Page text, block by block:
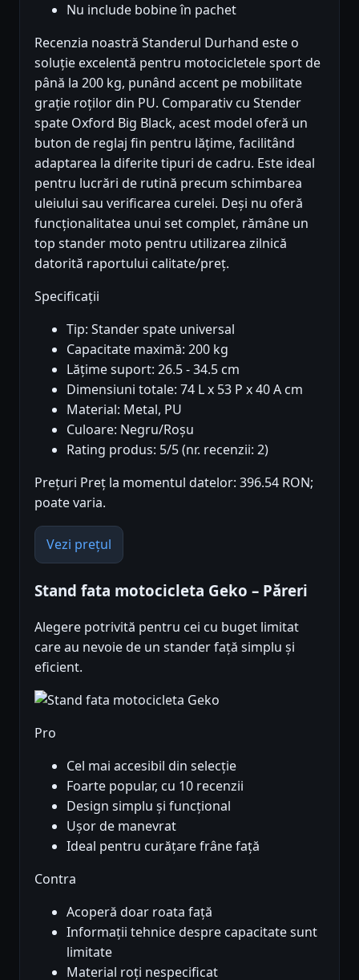
Nu include bobine în pachet
Recenzia noastră Standerul Durhand este o
soluție excelentă pentru motocicletele sport de
până la 200 kg, punând accent pe mobilitate
grație roților din PU. Comparativ cu Stender
spate Oxford Big Black, acest model oferă un
buton de reglaj fin pentru lățime, facilitând
adaptarea la diferite tipuri de cadru. Este ideal
pentru lucrări de rutină precum schimbarea
uleiului sau verificarea curelei. Deși nu oferă
funcționalitatea unui set complet, rămâne un
top stander moto pentru utilizarea zilnică
datorită raportului calitate/preț.
Specificații
Tip: Stander spate universal
Capacitate maximă: 200 kg
Lățime suport: 26.5 - 34.5 cm
Dimensiuni totale: 74 L x 53 P x 40 A cm
Material: Metal, PU
Culoare: Negru/Roșu
Rating produs: 5/5 (nr. recenzii: 2)
Prețuri Preț la momentul datelor: 396.54 RON;
poate varia.
Vezi prețul
Stand fata motocicleta Geko – Păreri
Alegere potrivită pentru cei cu buget limitat
care au nevoie de un stander față simplu și
eficient.
Pro
Cel mai accesibil din selecție
Foarte popular, cu 10 recenzii
Design simplu și funcțional
Ușor de manevrat
Ideal pentru curățare frâne față
Contra
Acoperă doar roata față
Informații tehnice despre capacitate sunt
limitate
Material roți nespecificat